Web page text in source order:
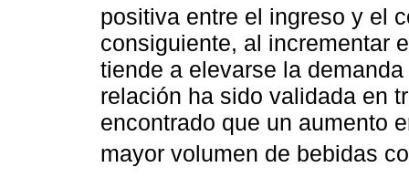
positiva entre el ingreso y el
consiguiente, al incrementar
tiende a elevarse la
relación ha sido validada en
encontrado que un aumento
mayor volumen de bebidas